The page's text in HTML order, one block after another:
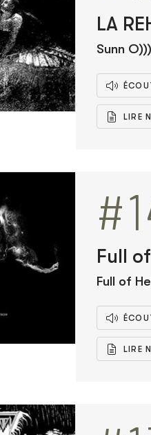
LA
Sunn O)))
LIRE
Full
Full of
LIRE